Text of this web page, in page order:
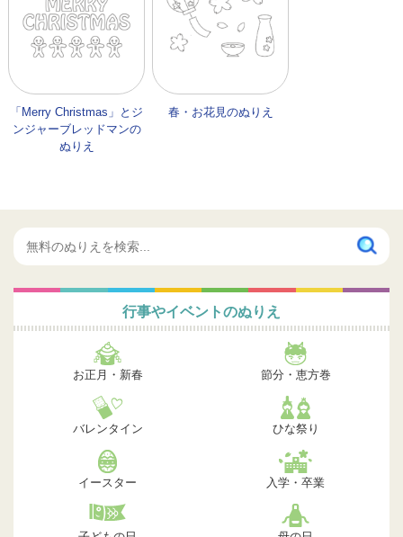
「Merry Christmas」とジ
ンジャーブレッドマンの
ぬりえ
春・お花見のぬりえ
行事やイベントのぬりえ
お正月・新春 節分・恵方巻
バレンタイン ひな祭り
イースター 入学・卒業